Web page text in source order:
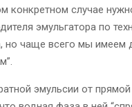
конкретном случае
эмульгатора по
но чаще всего мы имеем
эмульсии от прямой